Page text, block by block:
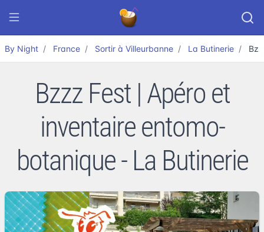
By Night France Sortir à Villeurbanne La Butinerie
Bzzz Fest | Apéro et
inventaire entomo-
botanique - La Butinerie